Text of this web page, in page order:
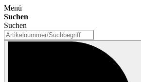
Menü
Suchen
Suchen